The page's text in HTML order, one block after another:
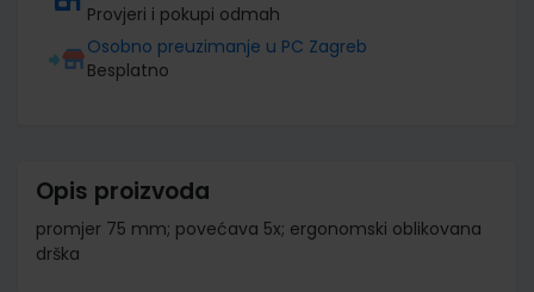
Provjeri i pokupi odmah
Osobno preuzimanje u PC Zagreb
Besplatno
Opis proizvoda
promjer 75 mm; povećava 5x; ergonomski oblikovana
drška